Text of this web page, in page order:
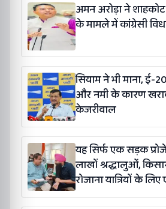
अमन अरोड़ा ने
के मामले में कांग्रेसी
सियाम ने भी माना, ई-
और नमी के कारण खराब
केजरीवाल
यह सिर्फ एक सड़क
लाखों श्रद्धालुओं,
रोजाना यात्रियों के
कंग